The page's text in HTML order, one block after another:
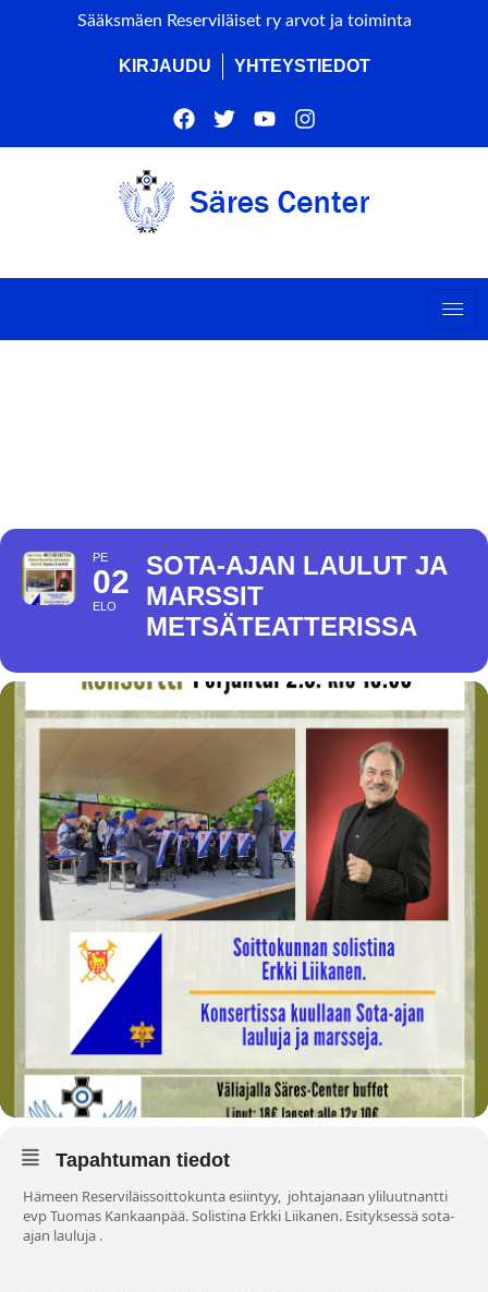
Sääksmäen Reserviläiset ry arvot ja toiminta
KIRJAUDU YHTEYSTIEDOT
PE
02
ELO
SOTA-AJAN LAULUT JA
MARSSIT
METSÄTEATTERISSA
Tapahtuman tiedot
Hämeen Reserviläissoittokunta esiintyy, johtajanaan yliluutnantti
evp Tuomas Kankaanpää. Solistina Erkki Liikanen. Esityksessä sota-
ajan lauluja .